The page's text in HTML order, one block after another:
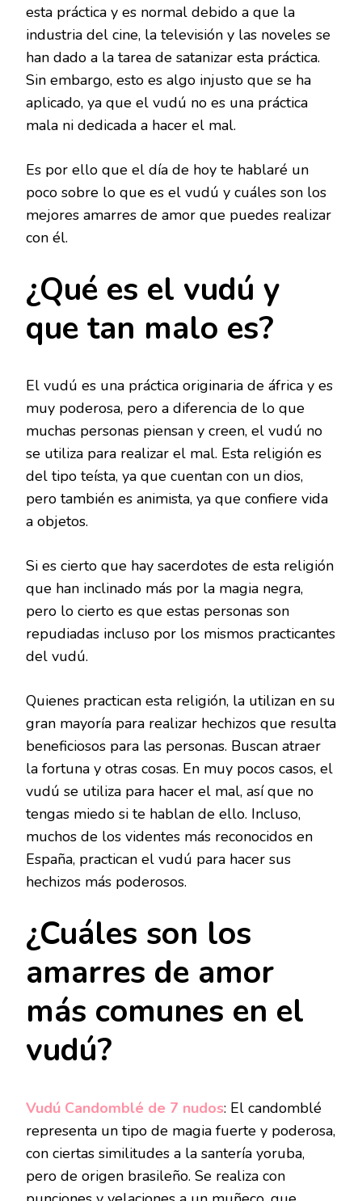
esta práctica y es normal debido a que la
industria del cine, la televisión y las noveles se
han dado a la tarea de satanizar esta práctica.
Sin embargo, esto es algo injusto que se ha
aplicado, ya que el vudú no es una práctica
mala ni dedicada a hacer el mal.
Es por ello que el día de hoy te hablaré un
poco sobre lo que es el vudú y cuáles son los
mejores amarres de amor que puedes realizar
con él.
¿Qué es el vudú y
que tan malo es?
El vudú es una práctica originaria de áfrica y es
muy poderosa, pero a diferencia de lo que
muchas personas piensan y creen, el vudú no
se utiliza para realizar el mal. Esta religión es
del tipo teísta, ya que cuentan con un dios,
pero también es animista, ya que confiere vida
a objetos.
Si es cierto que hay sacerdotes de esta religión
que han inclinado más por la magia negra,
pero lo cierto es que estas personas son
repudiadas incluso por los mismos practicantes
del vudú.
Quienes practican esta religión, la utilizan en su
gran mayoría para realizar hechizos que resulta
beneficiosos para las personas. Buscan atraer
la fortuna y otras cosas. En muy pocos casos, el
vudú se utiliza para hacer el mal, así que no
tengas miedo si te hablan de ello. Incluso,
muchos de los videntes más reconocidos en
España, practican el vudú para hacer sus
hechizos más poderosos.
¿Cuáles son los
amarres de amor
más comunes en el
vudú?
Vudú Candomblé de 7 nudos: El candomblé
representa un tipo de magia fuerte y poderosa,
con ciertas similitudes a la santería yoruba,
pero de origen brasileño. Se realiza con